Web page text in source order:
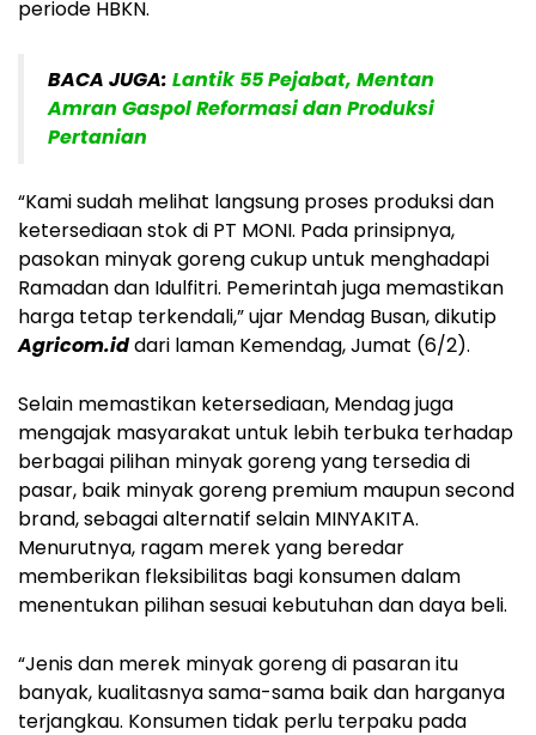
periode HBKN.
BACA JUGA: Lantik 55 Pejabat, Mentan
Amran Gaspol Reformasi dan Produksi
Pertanian
“Kami sudah melihat langsung proses produksi dan
ketersediaan stok di PT MONI. Pada prinsipnya,
pasokan minyak goreng cukup untuk menghadapi
Ramadan dan Idulfitri. Pemerintah juga memastikan
harga tetap terkendali,” ujar Mendag Busan, dikutip
Agricom.iddari laman Kemendag, Jumat (6/2).
Selain memastikan ketersediaan, Mendag juga
mengajak masyarakat untuk lebih terbuka terhadap
berbagai pilihan minyak goreng yang tersedia di
pasar, baik minyak goreng premium maupun second
brand, sebagai alternatif selain MINYAKITA.
Menurutnya, ragam merek yang beredar
memberikan fleksibilitas bagi konsumen dalam
menentukan pilihan sesuai kebutuhan dan daya beli.
“Jenis dan merek minyak goreng di pasaran itu
banyak, kualitasnya sama-sama baik dan harganya
terjangkau. Konsumen tidak perlu terpaku pada